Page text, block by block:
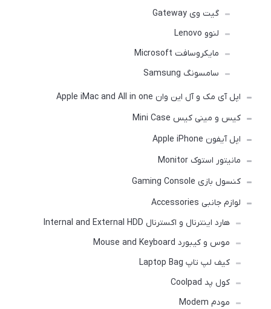
گیت وی Gateway
لنوو Lenovo
مایکروسافت Microsoft
سامسونگ Samsung
اپل آی مک و آل این وان Apple iMac and All in one
کیس و مینی کیس Mini Case
اپل آیفون Apple iPhone
مانیتور استوک Monitor
کنسول بازی Gaming Console
لوازم جانبی Accessories
هارد اینترنال و اکسترنال Internal and External HDD
موس و کیبورد Mouse and Keyboard
کیف لپ تاپ Laptop Bag
کول پد Coolpad
مودم Modem